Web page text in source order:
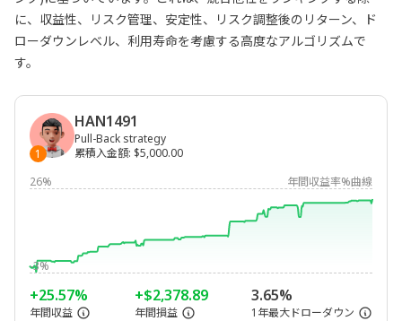
に、収益性、リスク管理、安定性、リスク調整後のリターン、ド
ローダウンレベル、利用寿命を考慮する高度なアルゴリズムで
す。
1
HAN1491
Pull-Back strategy
累積入金額: $5,000.00
26%
年間収益率%曲線
-3%
+25.57%
年間収益
+$2,378.89
年間損益
3.65%
1年最大ドローダウン